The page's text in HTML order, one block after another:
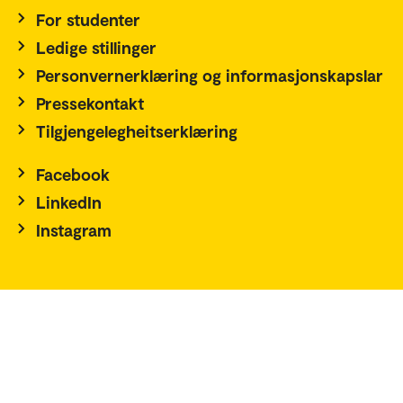
For studenter
Ledige stillinger
Personvernerklæring og informasjonskapslar
Pressekontakt
Tilgjengelegheitserklæring
Facebook
LinkedIn
Instagram